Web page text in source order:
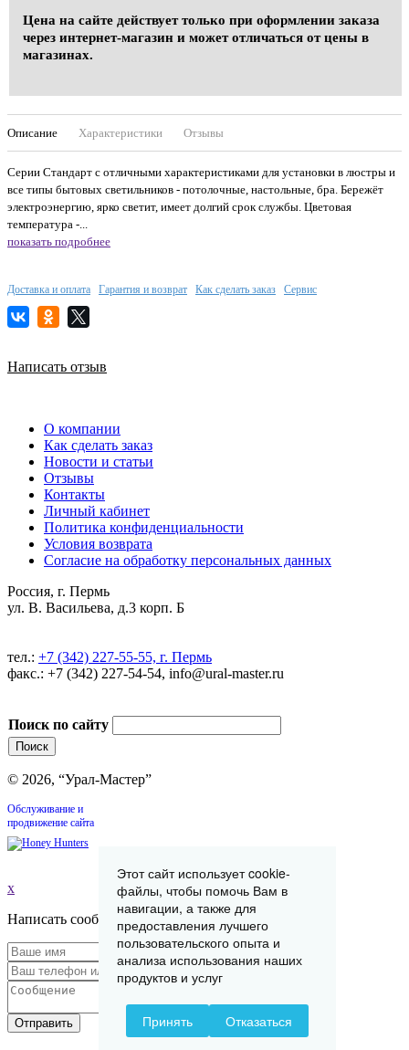
Цена на сайте действует только при оформлении заказа
через интернет-магазин и может отличаться от цены в
магазинах.
Описание Характеристики Отзывы
Серии Стандарт с отличными характеристиками для установки в люстры и
все типы бытовых светильников - потолочные, настольные, бра. Бережёт
электроэнергию, ярко светит, имеет долгий срок службы. Цветовая
температура -...
показать подробнее
Доставка и оплата Гарантия и возврат Как сделать заказ Сервис
Написать отзыв
О компании
Как сделать заказ
Новости и статьи
Отзывы
Контакты
Личный кабинет
Политика конфиденциальности
Условия возврата
Согласие на обработку персональных данных
Россия, г. Пермь
ул. В. Васильева, д.3 корп. Б
тел.: +7 (342) 227-55-55, г. Пермь
факс.: +7 (342) 227-54-54, info@ural-master.ru
Поиск по сайту
© 2026, “Урал-Мастер”
Обслуживание и
продвижение сайта
x
Написать сообщение
Отправить
Этот сайт использует cookie-
файлы, чтобы помочь Вам в
навигации, а также для
предоставления лучшего
пользовательского опыта и
анализа использования наших
продуктов и услуг
Принять Отказаться